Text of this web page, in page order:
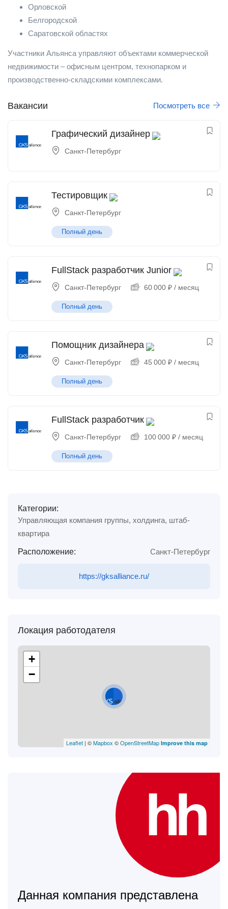
Орловской
Белгородской
Саратовской областях
Участники Альянса управляют объектами коммерческой
недвижимости – офисным центром, технопарком и
производственно-складскими комплексами.
Вакансии Посмотреть все
Графический дизайнер
Санкт-Петербург
Тестировщик
Санкт-Петербург
Полный день
FullStack разработчик Junior
Санкт-Петербург 60 000 ₽ / месяц
Полный день
Помощник дизайнера
Санкт-Петербург 45 000 ₽ / месяц
Полный день
FullStack разработчик
Санкт-Петербург 100 000 ₽ / месяц
Полный день
Категории:
Управляющая компания группы, холдинга, штаб-
квартира
Расположение: Санкт-Петербург
https://gksalliance.ru/
Локация работодателя
+
−
Leaflet | ©Mapbox ©OpenStreetMap Improve this map
Данная компания представлена